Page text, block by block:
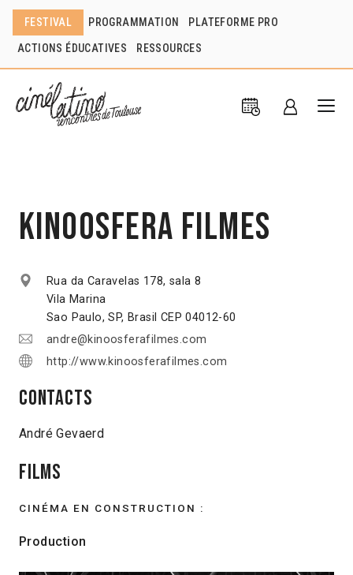
FESTIVAL PROGRAMMATION PLATEFORME PRO
ACTIONS ÉDUCATIVES RESSOURCES
Kinoosfera Filmes
Rua da Caravelas 178, sala 8
Vila Marina
Sao Paulo, SP, Brasil CEP 04012-60
andre@kinoosferafilmes.com
http://www.kinoosferafilmes.com
Contacts
André Gevaerd
Films
CINÉMA EN CONSTRUCTION :
Production